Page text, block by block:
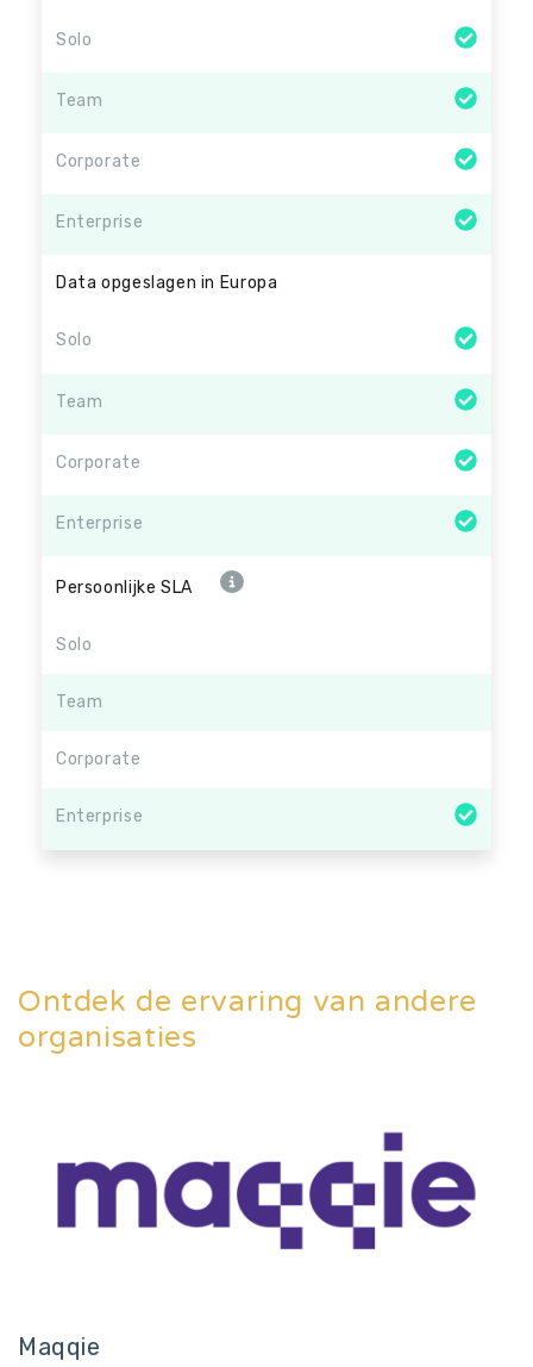
Solo
Team
Corporate
Enterprise
Data opgeslagen in Europa
Solo
Team
Corporate
Enterprise
Persoonlijke SLA
Solo
Team
Corporate
Enterprise
Ontdek de ervaring van andere
organisaties
Maqqie